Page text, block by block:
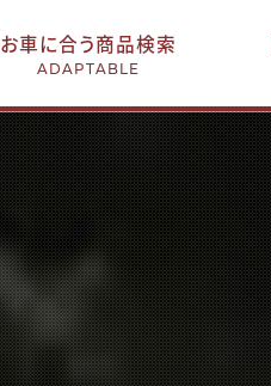
お車に合う商品検索
ADAPTABLE